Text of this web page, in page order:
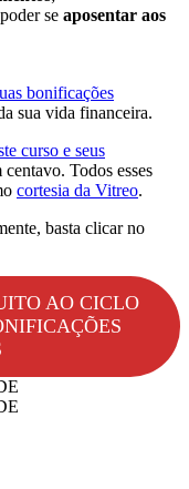
se aposentar aos
bonificações
sua vida financeira.
curso e seus
Todos esses
cortesia da Vitreo.
basta clicar no
AO CICLO